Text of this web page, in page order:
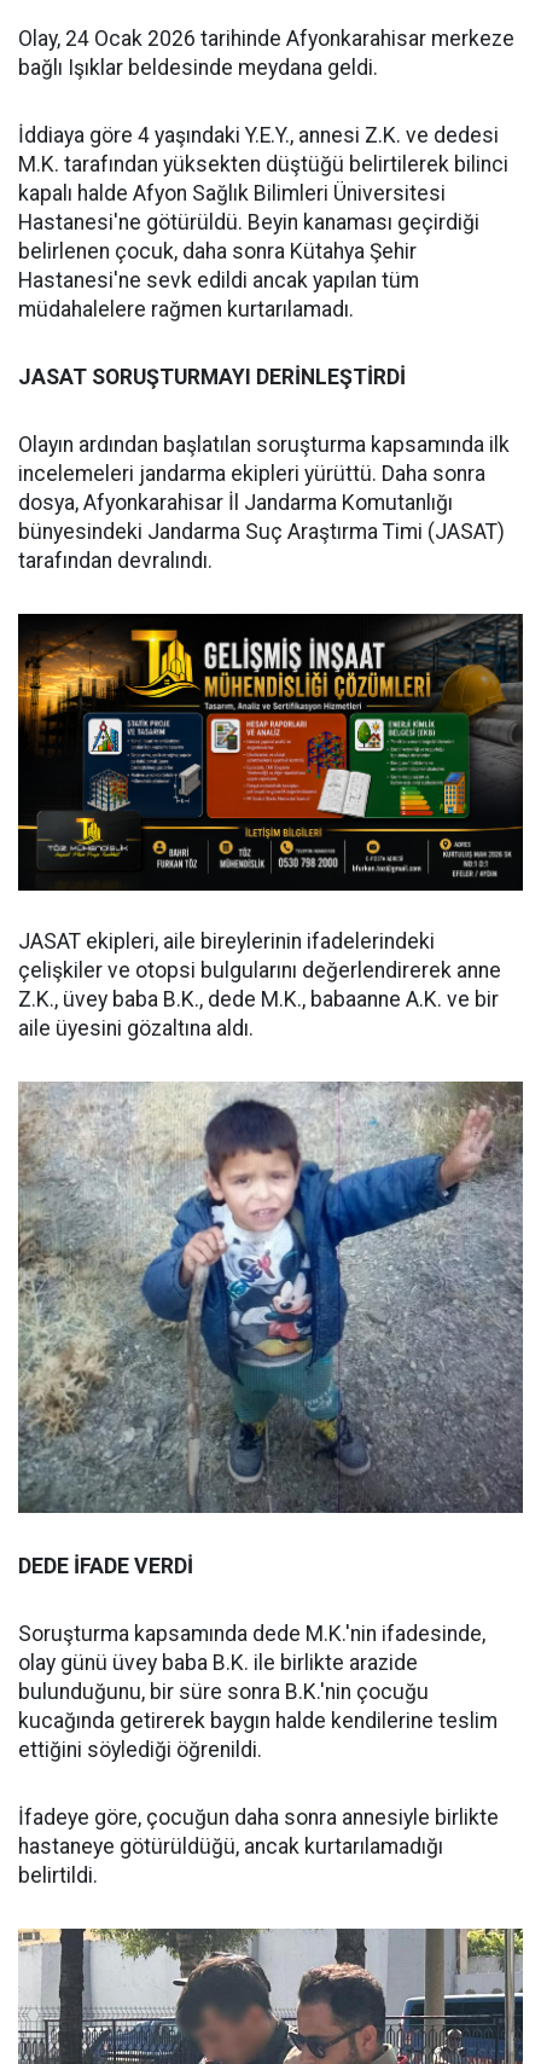
Olay, 24 Ocak 2026 tarihinde Afyonkarahisar merkeze
bağlı Işıklar beldesinde meydana geldi.
İddiaya göre 4 yaşındaki Y.E.Y., annesi Z.K. ve dedesi
M.K. tarafından yüksekten düştüğü belirtilerek bilinci
kapalı halde Afyon Sağlık Bilimleri Üniversitesi
Hastanesi'ne götürüldü. Beyin kanaması geçirdiği
belirlenen çocuk, daha sonra Kütahya Şehir
Hastanesi'ne sevk edildi ancak yapılan tüm
müdahalelere rağmen kurtarılamadı.
JASAT SORUŞTURMAYI DERİNLEŞTİRDİ
Olayın ardından başlatılan soruşturma kapsamında ilk
incelemeleri jandarma ekipleri yürüttü. Daha sonra
dosya, Afyonkarahisar İl Jandarma Komutanlığı
bünyesindeki Jandarma Suç Araştırma Timi (JASAT)
tarafından devralındı.
JASAT ekipleri, aile bireylerinin ifadelerindeki
çelişkiler ve otopsi bulgularını değerlendirerek anne
Z.K., üvey baba B.K., dede M.K., babaanne A.K. ve bir
aile üyesini gözaltına aldı.
DEDE İFADE VERDİ
Soruşturma kapsamında dede M.K.'nin ifadesinde,
olay günü üvey baba B.K. ile birlikte arazide
bulunduğunu, bir süre sonra B.K.'nin çocuğu
kucağında getirerek baygın halde kendilerine teslim
ettiğini söylediği öğrenildi.
İfadeye göre, çocuğun daha sonra annesiyle birlikte
hastaneye götürüldüğü, ancak kurtarılamadığı
belirtildi.